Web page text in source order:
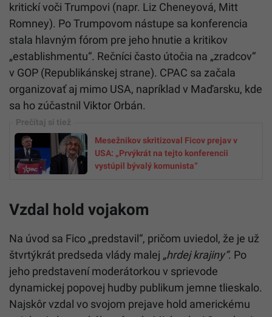
kritickí voči Trumpovi (napr. Liz Cheneyová, Mitt
Romney). Po Trumpovom nástupe sa konferencia
stala hlavným fórom pre jeho hnutie a kritikov
„establishmentu“. Rečníci často útočia na „zradcov“
v GOP (Republikánskej strane). CPAC sa začala
organizovať aj mimo USA, napríklad v Maďarsku, kde
sa ho zúčastnil Viktor Orbán.
Mesežnikov skritizoval Ficov prejav v
USA: „Prvýkrát na tejto konferencii
vystúpil bývalý komunista“
Vzdal hold vojakom
Na úvod sa Fico „predstavil“, pričom uviedol, že je už
štvrtýkrát predseda vlády malej „hrdej krajiny“. Po
jeho predstavení moderátorkou v sprievode
dynamickej popovej hudby publikum jemne tlieskalo.
Najskôr vzdal vo svojom prejave hold americkému